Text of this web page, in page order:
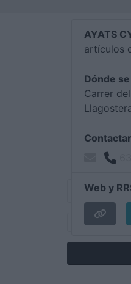
AYATS
artículos
Dónde
Carrer
Web y